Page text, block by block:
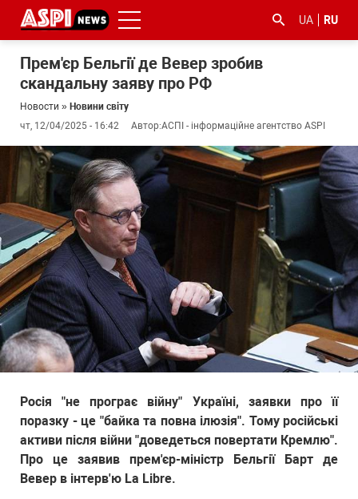
UA RU
Прем'єр Бельгії де Вевер зробив
скандальну заяву про РФ
Новости » Новини світу
чт, 12/04/2025 - 16:42
Автор:АСПІ - інформаційне агентство ASPI
Росія "не програє війну" Україні, заявки про її
поразку - це "байка та повна ілюзія". Тому російські
активи після війни "доведеться повертати Кремлю".
Про це заявив прем'єр-міністр Бельгії Барт де
Вевер в інтерв'ю La Libre.
#ООС
#боротьба
корупцією
#гфс #коронавірус